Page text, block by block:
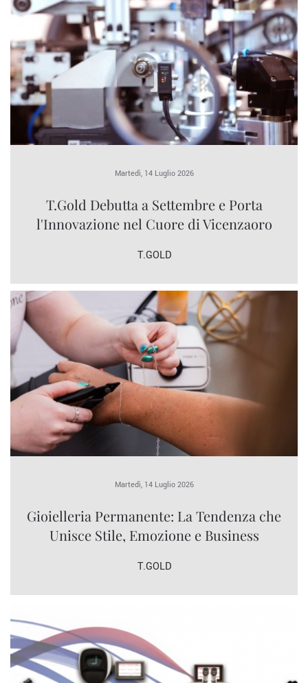
Martedì, 14 Luglio 2026
T.Gold Debutta a Settembre e Porta
l'Innovazione nel Cuore di Vicenzaoro
T.GOLD
Martedì, 14 Luglio 2026
Gioielleria Permanente: La Tendenza che
Unisce Stile, Emozione e Business
T.GOLD